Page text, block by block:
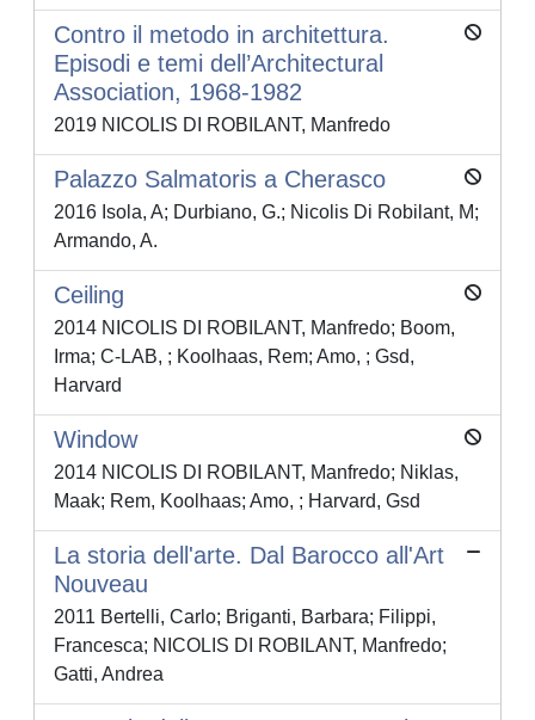
Contro il metodo in architettura.
Episodi e temi dell’Architectural
Association, 1968-1982
2019 NICOLIS DI ROBILANT, Manfredo
Palazzo Salmatoris a Cherasco
2016 Isola, A; Durbiano, G.; Nicolis Di Robilant, M;
Armando, A.
Ceiling
2014 NICOLIS DI ROBILANT, Manfredo; Boom,
Irma; C-LAB, ; Koolhaas, Rem; Amo, ; Gsd,
Harvard
Window
2014 NICOLIS DI ROBILANT, Manfredo; Niklas,
Maak; Rem, Koolhaas; Amo, ; Harvard, Gsd
La storia dell'arte. Dal Barocco all'Art
Nouveau
2011 Bertelli, Carlo; Briganti, Barbara; Filippi,
Francesca; NICOLIS DI ROBILANT, Manfredo;
Gatti, Andrea